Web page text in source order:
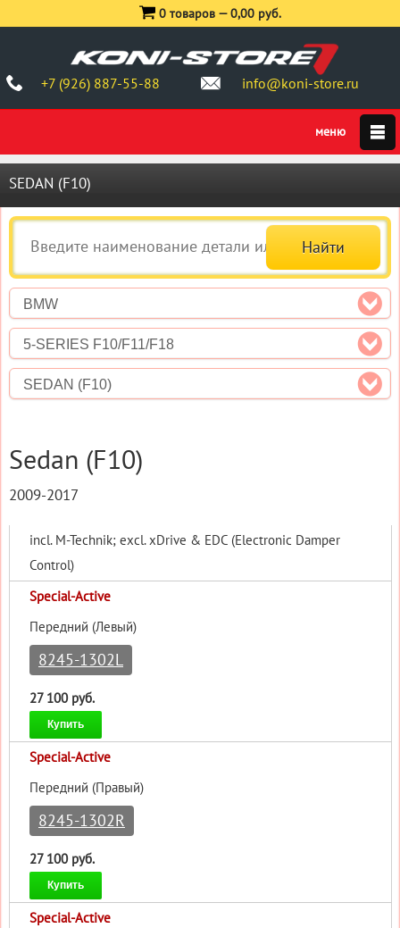
+7 (926) 887-55-88 info@koni-store.ru
0 товаров —0,00 руб.
SEDAN (F10)
BMW
5-SERIES F10/F11/F18
SEDAN (F10)
Sedan (F10)
2009-2017
incl. M-Technik; excl. xDrive & EDC (Electronic Damper
Control)
Special-Active
Передний (Левый)
8245-1302L
27 100 руб.
Купить
Special-Active
Передний (Правый)
8245-1302R
27 100 руб.
Купить
Special-Active